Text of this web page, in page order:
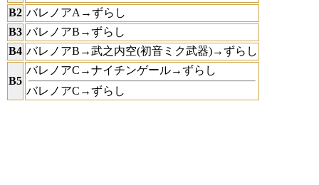
B2 バレノアA→ずらし
B3 バレノアB→ずらし
B4 バレノアB→武之内空(初音ミク武器)→ずらし
B5
バレノアC→ナイチンゲール→ずらし
バレノアC→ずらし